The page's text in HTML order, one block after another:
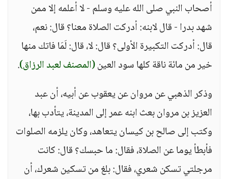
أصحاب النبي صلى الله عليه وسلم - لا أعلمه إلا ممن
شهد بدرا - قال لابنه: أدركت الصلاة معنا؟ قال: نعم،
قال: أدركت التكبيرة الأولى؟ قال: لا، قال: لَمَا فاتك منها
خير من مائة ناقة كلها سود العين(المصنف لعبد الرزاق).
وذكر الذهبي عن مروان عن يعقوب عن أبيه، أن عبد
العزيز بن مروان بعث ابنه عمر إلى المدينة، يتأدب بها،
وكتب إلى صالح بن كيسان يتعاهد، وكان يلزمه الصلوات
فأبطأ يوما عن الصلاة، فقال: ما حبسك؟ قال: كانت
مرجلتي تسكن شعري، فقال: بلغ من تسكين شعرك، أن